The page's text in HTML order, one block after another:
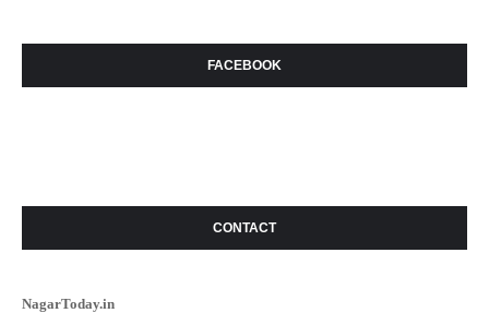
FACEBOOK
CONTACT
NagarToday.in